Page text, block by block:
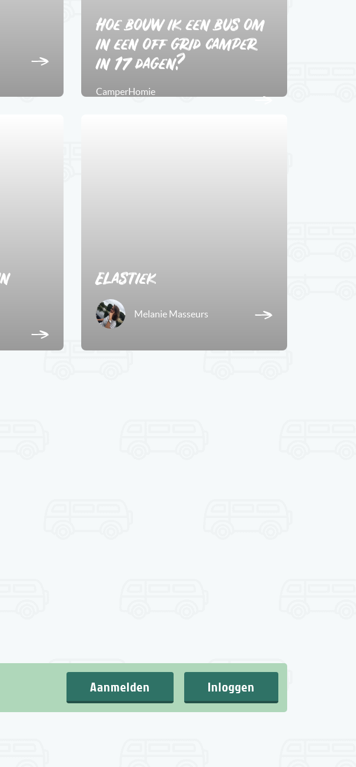
Hoe bouw ik een bus om
in een off grid camper
in 17 dagen?
CamperHomie
Elastiek
Melanie Masseurs
Aanmelden Inloggen